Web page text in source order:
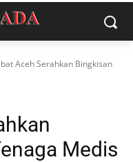
Aceh Serahkan Bingkisan
Medis